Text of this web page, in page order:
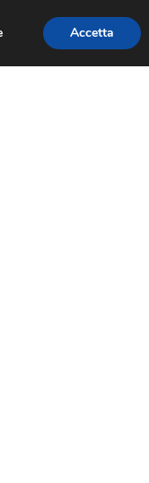
TRAILER GIOCHI
Accetta